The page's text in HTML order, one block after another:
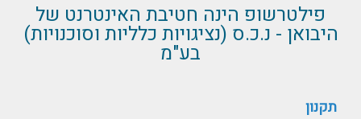
פילטרשופ הינה חטיבת האינטרנט של
היבואן - נ.כ.ס (נציגויות כלליות וסוכנויות)
בע"מ
תקנון